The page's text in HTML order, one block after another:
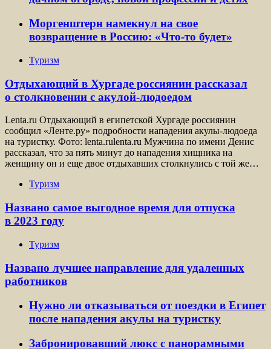
Моргенштерн намекнул на свое
возвращение в Россию: «Что-то будет»
Туризм
Отдыхающий в Хургаде россиянин рассказал
о столкновении с акулой-людоедом
Lenta.ru Отдыхающий в египетской Хургаде россиянин
сообщил «Ленте.ру» подробности нападения акулы-людоеда
на туристку. Фото: lenta.rulenta.ru Мужчина по имени Денис
рассказал, что за пять минут до нападения хищника на
женщину он и еще двое отдыхавших столкнулись с той же…
Туризм
Названо самое выгодное время для отпуска
в 2023 году
Туризм
Названо лучшее направление для удаленных
работников
Нужно ли отказываться от поездки в Египет
после нападения акулы на туристку
Забронировавший люкс с панорамными